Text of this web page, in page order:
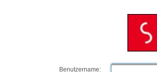
Benutzername: